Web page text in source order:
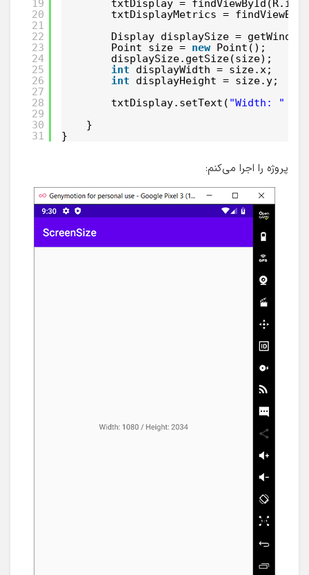
19
20
21
22
23
24
25
26
27
28
29
30
31
txtDisplay =
txtDisplayMetrics =
Display displaySize =
Point size = new Point();
displaySize.getSize(size);
int
displayWidth = size.x;
int
displayHeight = size.y;
txtDisplay.setText( "Width: "
}
}
پروژه را اجرا می‌کنم: